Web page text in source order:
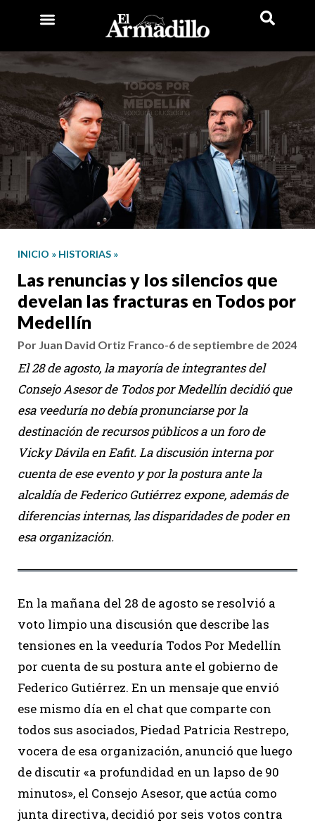
INICIO » HISTORIAS »
Las renuncias y los silencios que
develan las fracturas en Todos por
Medellín
Por Juan David Ortiz Franco-6 de septiembre de 2024
El 28 de agosto, la mayoría de integrantes del
Consejo Asesor de Todos por Medellín decidió que
esa veeduría no debía pronunciarse por la
destinación de recursos públicos a un foro de
Vicky Dávila en Eafit. La discusión interna por
cuenta de ese evento y por la postura ante la
alcaldía de Federico Gutiérrez expone, además de
diferencias internas, las disparidades de poder en
esa organización.
En la mañana del 28 de agosto se resolvió a
voto limpio una discusión que describe las
tensiones en la veeduría Todos Por Medellín
por cuenta de su postura ante el gobierno de
Federico Gutiérrez. En un mensaje que envió
ese mismo día en el chat que comparte con
todos sus asociados, Piedad Patricia Restrepo,
vocera de esa organización, anunció que luego
de discutir «a profundidad en un lapso de 90
minutos», el Consejo Asesor, que actúa como
junta directiva, decidió por seis votos contra